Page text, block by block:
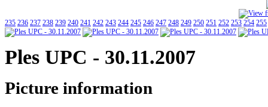
235 236 237 238 239 240 241 242 243 244 245 246 247 248 249 250 251 252 253 254 255
Ples UPC - 30.11.2007
Picture information